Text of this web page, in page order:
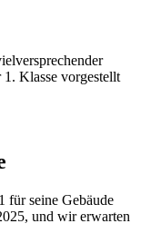
Klasse vorgestellt
für seine Gebäude
und wir erwarten